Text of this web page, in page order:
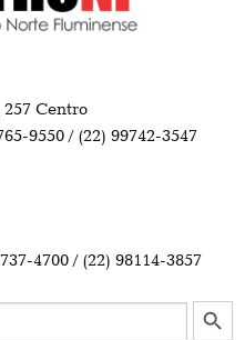
Centro
9550 / (22) 99742-3547
4700 / (22) 98114-3857
Search Button